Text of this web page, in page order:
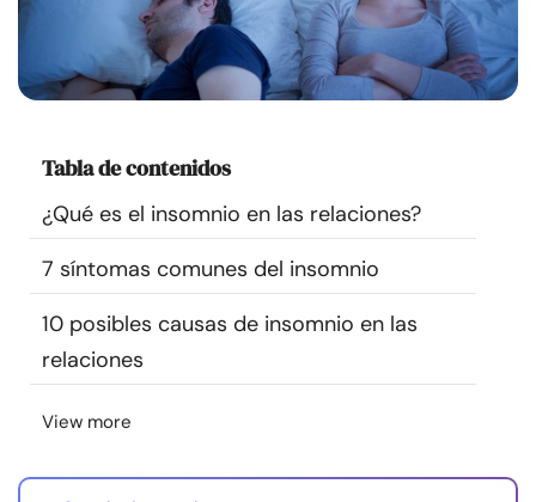
Cursos
Comunidad
Encuentra un terapeuta
Idioma
Sobre nosotros
Tabla de contenidos
¿Qué es el insomnio en las relaciones?
7 síntomas comunes del insomnio
10 posibles causas de insomnio en las
relaciones
View more